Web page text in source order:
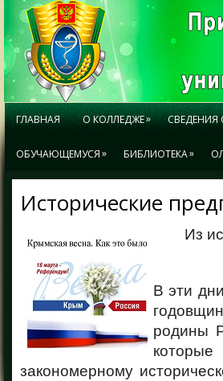
ГЛАВНАЯ О КОЛЛЕДЖЕ»
ОБУЧАЮЩЕМУСЯ» БИБЛИОТЕКА»
Исторические
Из
В эти
родины
закономерному